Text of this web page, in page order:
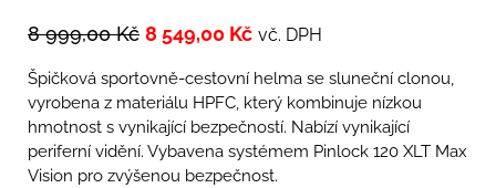
8 999,00Kč 8 549,00 Kč vč. DPH
Špičková sportovně-cestovní helma se sluneční clonou,
vyrobena z materiálu HPFC, který kombinuje nízkou
hmotnost s vynikající bezpečností. Nabízí vynikající
periferní vidění. Vybavena systémem Pinlock 120 XLT Max
Vision pro zvýšenou bezpečnost.